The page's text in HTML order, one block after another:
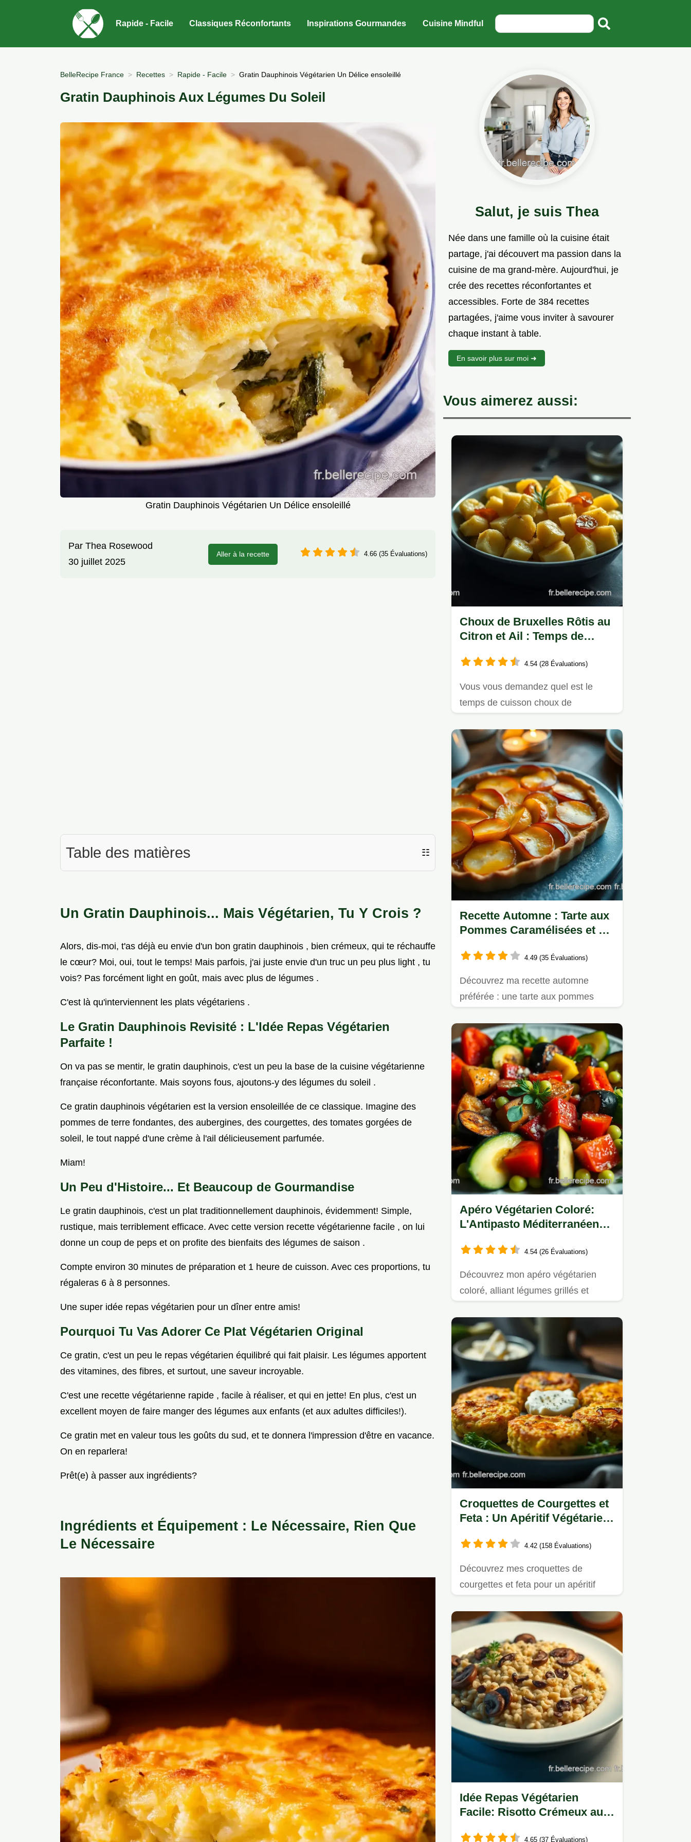
Rapide - Facile Classiques Réconfortants Inspirations Gourmandes Cuisine Mindful
BelleRecipe France Recettes Rapide - Facile Gratin Dauphinois Végétarien Un Délice ensoleillé
Gratin Dauphinois Aux Légumes Du Soleil
Gratin Dauphinois Végétarien Un Délice ensoleillé
Par Thea Rosewood
30 juillet 2025
Aller à la recette 4.66 (35 Évaluations)
Table des matières ☷
Un Gratin Dauphinois... Mais Végétarien, Tu Y Crois ?
Alors, dis-moi, t'as déjà eu envie d'un bon gratin dauphinois , bien crémeux, qui te réchauffe
le cœur? Moi, oui, tout le temps! Mais parfois, j'ai juste envie d'un truc un peu plus light , tu
vois? Pas forcément light en goût, mais avec plus de légumes .
C'est là qu'interviennent les plats végétariens .
Le Gratin Dauphinois Revisité : L'Idée Repas Végétarien
Parfaite !
On va pas se mentir, le gratin dauphinois, c'est un peu la base de la cuisine végétarienne
française réconfortante. Mais soyons fous, ajoutons-y des légumes du soleil .
Ce gratin dauphinois végétarien est la version ensoleillée de ce classique. Imagine des
pommes de terre fondantes, des aubergines, des courgettes, des tomates gorgées de
soleil, le tout nappé d'une crème à l'ail délicieusement parfumée.
Miam!
Un Peu d'Histoire... Et Beaucoup de Gourmandise
Le gratin dauphinois, c'est un plat traditionnellement dauphinois, évidemment! Simple,
rustique, mais terriblement efficace. Avec cette version recette végétarienne facile , on lui
donne un coup de peps et on profite des bienfaits des légumes de saison .
Compte environ 30 minutes de préparation et 1 heure de cuisson. Avec ces proportions, tu
régaleras 6 à 8 personnes.
Une super idée repas végétarien pour un dîner entre amis!
Pourquoi Tu Vas Adorer Ce Plat Végétarien Original
Ce gratin, c'est un peu le repas végétarien équilibré qui fait plaisir. Les légumes apportent
des vitamines, des fibres, et surtout, une saveur incroyable.
C'est une recette végétarienne rapide , facile à réaliser, et qui en jette! En plus, c'est un
excellent moyen de faire manger des légumes aux enfants (et aux adultes difficiles!).
Ce gratin met en valeur tous les goûts du sud, et te donnera l'impression d'être en vacance.
On en reparlera!
Prêt(e) à passer aux ingrédients?
Ingrédients et Équipement : Le Nécessaire, Rien Que
Le Nécessaire
Salut, je suis Thea
Née dans une famille où la cuisine était
partage, j'ai découvert ma passion dans la
cuisine de ma grand-mère. Aujourd'hui, je
crée des recettes réconfortantes et
accessibles. Forte de 384 recettes
partagées, j'aime vous inviter à savourer
chaque instant à table.
En savoir plus sur moi ➜
Vous aimerez aussi:
Choux de Bruxelles Rôtis au
Citron et Ail : Temps de
4.54 (28 Évaluations)
Vous vous demandez quel est le
temps de cuisson choux de
Recette Automne : Tarte aux
Pommes Caramélisées et à
4.49 (35 Évaluations)
Découvrez ma recette automne
préférée : une tarte aux pommes
Apéro Végétarien Coloré:
L'Antipasto Méditerranéen
4.54 (26 Évaluations)
Découvrez mon apéro végétarien
coloré, alliant légumes grillés et
Croquettes de Courgettes et
Feta : Un Apéritif Végétarien
4.42 (158 Évaluations)
Découvrez mes croquettes de
courgettes et feta pour un apéritif
Idée Repas Végétarien
Facile: Risotto Crémeux aux
4.65 (37 Évaluations)